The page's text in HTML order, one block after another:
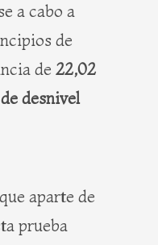
a cabo a
de
de 22,02
desnivel
aparte de
prueba